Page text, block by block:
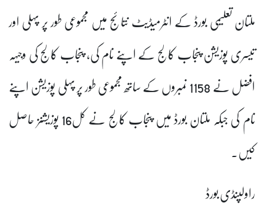
ملتان تعلیمی بورڈ کے انٹرمیڈیٹ نتائج میں مجموعی طور پر پہلی اور
تیسری پوزیشن پنجاب کالج کے اپنے نام کی، پنجاب کالج کی وجیہہ
افضل نے 1158 نمبروں کے ساتھ مجموعی طور پر پہلی پوزیشن اپنے
نام کی جبکہ ملتان بورڈ میں پنجاب کالج نے کل16 پوزیشنز حاصل
کیں۔
راولپنڈی بورڈ